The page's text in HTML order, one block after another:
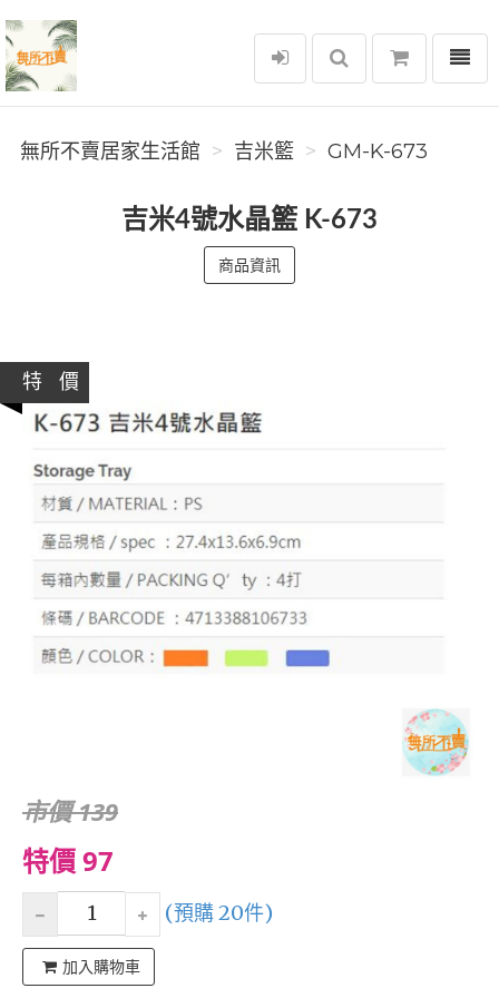
無所不賣居家生活館
選單
無所不賣居家生活館 吉米籃 GM-K-673
吉米4號水晶籃 K-673
商品資訊
特 價
市價 139
特價 97
(預購 20件)
加入購物車